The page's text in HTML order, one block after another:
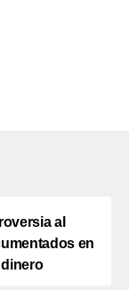
al
en
dinero